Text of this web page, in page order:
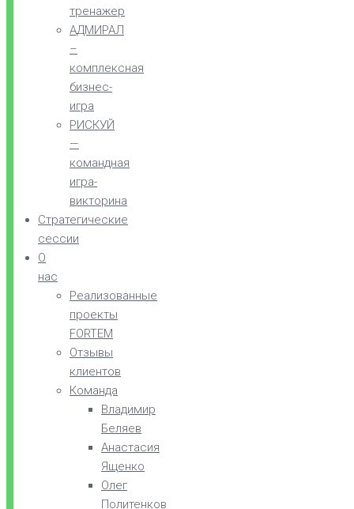
тренажер
АДМИРАЛ
–
комплексная
бизнес-
игра
РИСКУЙ
—
командная
игра-
викторина
Стратегические
сессии
О
нас
Реализованные
проекты
FORTEM
Отзывы
клиентов
Команда
Владимир
Беляев
Анастасия
Ященко
Олег
Политенков